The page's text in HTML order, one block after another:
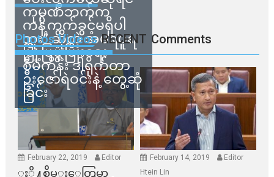
ကုမ္ပဏီဘက်က
ကန့်ကွက်ခွင့်မရှိပါ
ဘူး” ဆိုတဲ့ အမရပူရ
မြို့ပြဖွံ့ဖြိုးရေး
စီမံကိန်း ဒါရိုက်တာ
ဦးဇော်ရဲဝင်းနဲ့ တွေ့ဆုံ
ခြင်း
Photos Videos RECENT Comments
February 22, 2019 Editor
ႏို႔စိမ္းေတြမွာ
February 14, 2019
Editor
Htein Lin